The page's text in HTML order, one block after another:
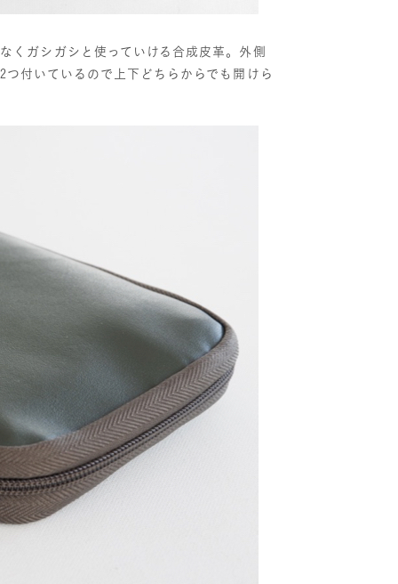
くガシガシと使っていける合成皮革。外側
付いているので上下どちらからでも開けら